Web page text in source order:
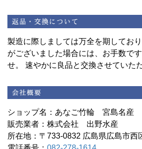
製造に際しましては万全を期してお
がございました場合には、お手数で
せ。 速やかに良品と交換させていた
ショップ名：あなご竹輪 宮島名産
販売業者：株式会社 出野水産
所在地：〒733-0832 広島県広島市西